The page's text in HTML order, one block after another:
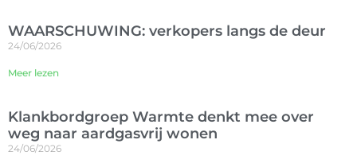
WAARSCHUWING: verkopers langs de deur
24/06/2026
Meer lezen
Klankbordgroep Warmte denkt mee over
weg naar aardgasvrij wonen
24/06/2026